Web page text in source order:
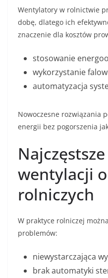
Wentylatory w rolnictwie
dobę, dlatego ich
znaczenie dla kosztów
stosowanie
wykorzystanie
automatyzacja
Nowoczesne rozwiązania
energii bez pogorszenia
wentylacji
rolniczych
W praktyce rolniczej
problemów:
niewystarczająca
brak automatyki